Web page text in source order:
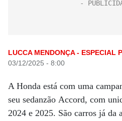
LUCCA MENDONÇA - ESPECIAL
03/12/2025 - 8:00
A Honda está com uma
seu sedanzão Accord, com
2024 e 2025. São carros já da